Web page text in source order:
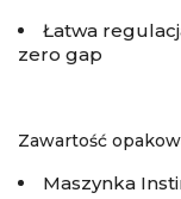
Łatwa
zero gap
Zawartość
Maszynka